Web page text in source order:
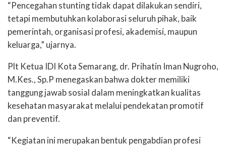
“Pencegahan stunting tidak dapat dilakukan sendiri,
tetapi membutuhkan kolaborasi seluruh pihak, baik
pemerintah, organisasi profesi, akademisi, maupun
keluarga,” ujarnya.
Plt Ketua IDI Kota Semarang, dr. Prihatin Iman Nugroho,
M.Kes., Sp.P menegaskan bahwa dokter memiliki
tanggung jawab sosial dalam meningkatkan kualitas
kesehatan masyarakat melalui pendekatan promotif
dan preventif.
“Kegiatan ini merupakan bentuk pengabdian profesi